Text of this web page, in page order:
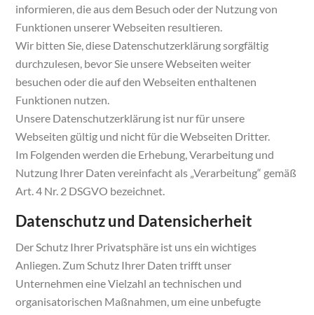
informieren, die aus dem Besuch oder der Nutzung von
Funktionen unserer Webseiten resultieren.
Wir bitten Sie, diese Datenschutzerklärung sorgfältig
durchzulesen, bevor Sie unsere Webseiten weiter
besuchen oder die auf den Webseiten enthaltenen
Funktionen nutzen.
Unsere Datenschutzerklärung ist nur für unsere
Webseiten gültig und nicht für die Webseiten Dritter.
Im Folgenden werden die Erhebung, Verarbeitung und
Nutzung Ihrer Daten vereinfacht als „Verarbeitung“ gemäß
Art. 4 Nr. 2 DSGVO bezeichnet.
Datenschutz und Datensicherheit
Der Schutz Ihrer Privatsphäre ist uns ein wichtiges
Anliegen. Zum Schutz Ihrer Daten trifft unser
Unternehmen eine Vielzahl an technischen und
organisatorischen Maßnahmen, um eine unbefugte